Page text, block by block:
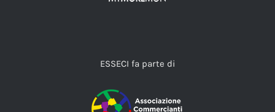
ESSECI fa parte di